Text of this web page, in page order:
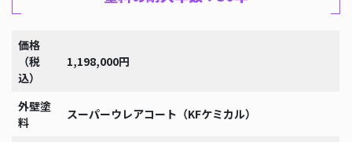
価格
（税
込）
1,198,000円
外壁塗
料
スーパーウレアコート（KFケミカル）